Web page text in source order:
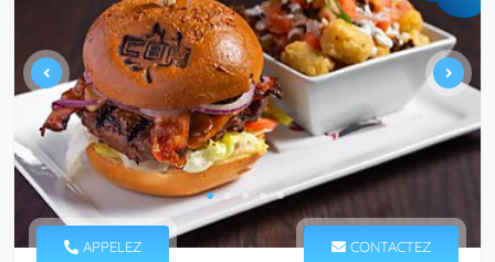
APPELEZ CONTACTEZ